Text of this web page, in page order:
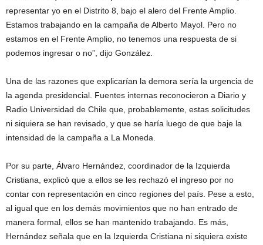
representar yo en el Distrito 8, bajo el alero del Frente Amplio.
Estamos trabajando en la campaña de Alberto Mayol. Pero no
estamos en el Frente Amplio, no tenemos una respuesta de si
podemos ingresar o no”, dijo González.
Una de las razones que explicarían la demora sería la urgencia de
la agenda presidencial. Fuentes internas reconocieron a Diario y
Radio Universidad de Chile que, probablemente, estas solicitudes
ni siquiera se han revisado, y que se haría luego de que baje la
intensidad de la campaña a La Moneda.
Por su parte, Álvaro Hernández, coordinador de la Izquierda
Cristiana, explicó que a ellos se les rechazó el ingreso por no
contar con representación en cinco regiones del país. Pese a esto,
al igual que en los demás movimientos que no han entrado de
manera formal, ellos se han mantenido trabajando. Es más,
Hernández señala que en la Izquierda Cristiana ni siquiera existe